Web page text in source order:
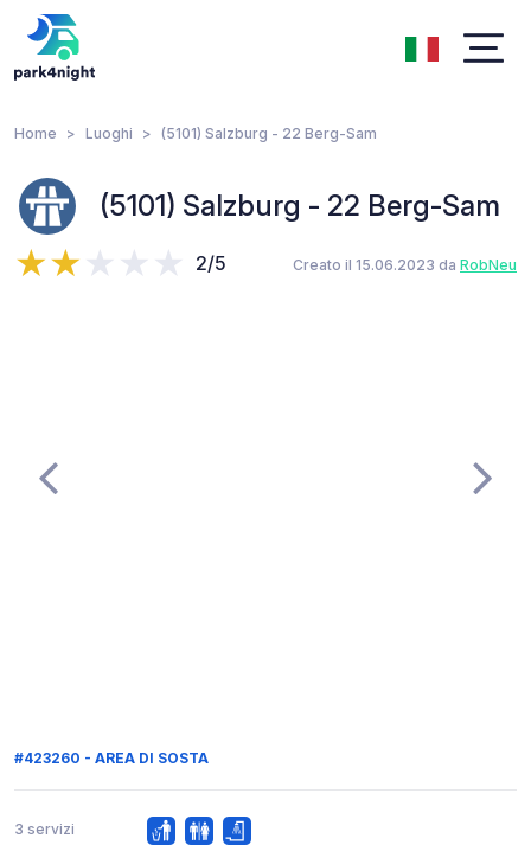
Home Luoghi (5101) Salzburg - 22 Berg-Sam
(5101) Salzburg - 22 Berg-Sam
2/5 Creato il 15.06.2023 da RobNeu
#423260 - AREA DI SOSTA
3 servizi